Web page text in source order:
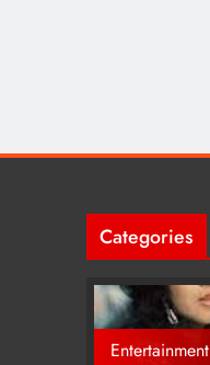
Categories
Entertainment